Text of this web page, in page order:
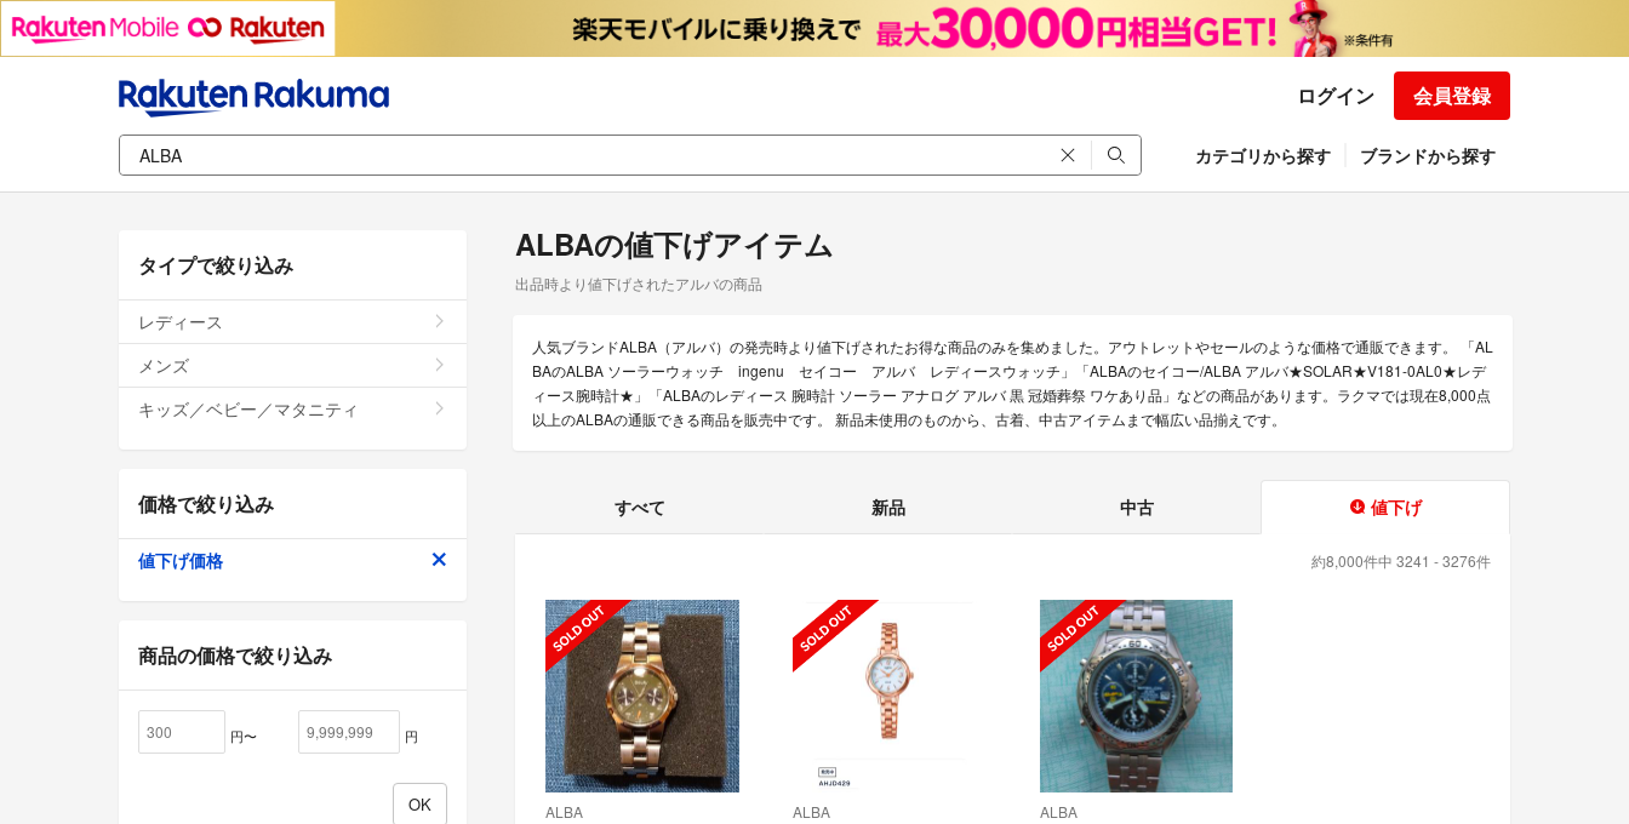
ログイン 会員登録
カテゴリから探す ブランドから探す
ALBAの値下げアイテム
出品時より値下げされたアルバの商品
人気ブランドALBA（アルバ）の発売時より値下げされたお得な商品のみを集めました。アウトレットやセールのような価格で通販できます。 「AL
BAのALBA ソーラーウォッチ ingenu セイコー アルバ レディースウォッチ」「ALBAのセイコー/ALBA アルバ★SOLAR★V181-0AL0★レデ
ィース腕時計★」「ALBAのレディース 腕時計 ソーラー アナログ アルバ 黒 冠婚葬祭 ワケあり品」などの商品があります。ラクマでは現在8,000点
以上のALBAの通販できる商品を販売中です。 新品未使用のものから、古着、中古アイテムまで幅広い品揃えです。
すべて 新品 中古 値下げ
約8,000件中 3241 - 3276件
ALBA ALBA ALBA
タイプで絞り込み
レディース
メンズ
キッズ／ベビー／マタニティ
価格で絞り込み
値下げ価格
商品の価格で絞り込み
円〜 円